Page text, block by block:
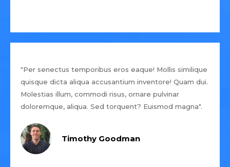
"Per senectus temporibus eros eaque! Mollis similique
quisque dicta aliqua accusantium inventore! Quam dui.
Molestias illum, commodi risus, ornare pulvinar
doloremque, aliqua. Sed torquent? Euismod magna".
Timothy Goodman